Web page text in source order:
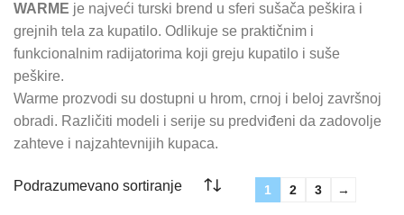
WARME je najveći turski brend u sferi sušača peškira i
grejnih tela za kupatilo. Odlikuje se praktičnim i
funkcionalnim radijatorima koji greju kupatilo i suše
peškire.
Warme prozvodi su dostupni u hrom, crnoj i beloj završnoj
obradi. Različiti modeli i serije su predviđeni da zadovolje
zahteve i najzahtevnijih kupaca.
1 2 3 →